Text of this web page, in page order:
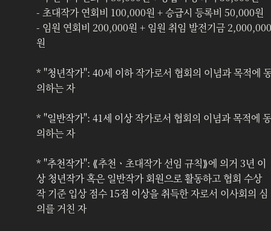
- 초대작가 연회비 100,000원 + 승급시 등록비 50,000원
- 임원 연회비 200,000원 + 임원 취임 발전기금 2,000,000
원
* "청년작가": 40세 이하 작가로서 협회의 이념과 목적에
의하는 자
* "일반작가": 41세 이상 작가로서 협회의 이념과 목적에 동
의하는 자
* "추천작가": ⟪추천ㆍ초대작가 선임 규칙⟫에 의거 3년 이
상 청년작가 혹은 일반작가 회원으로 활동하고 협회 수상
작 기준 입상 점수 15점 이상을 취득한 자로서 이사회의 심
의를 거친 자